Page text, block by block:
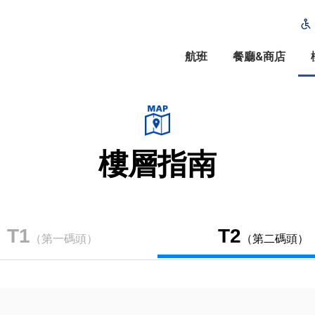
航班 餐廳&商店
樓層指南
T1 （第一碼頭） T2 （第二碼頭）